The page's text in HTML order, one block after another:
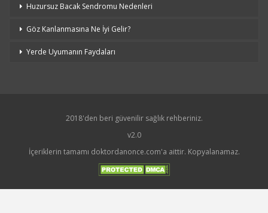
Huzursuz Bacak Sendromu Nedenleri
Göz Kanlanmasına Ne İyi Gelir?
Yerde Uyumanın Faydaları
2018'den beri güvenilir sağlık rehberiniz.
v2.0
İçeriklerin tamamı doktordanonce.com'a aittir. Kopyalanamaz.